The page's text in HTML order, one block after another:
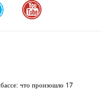
что произошло 17